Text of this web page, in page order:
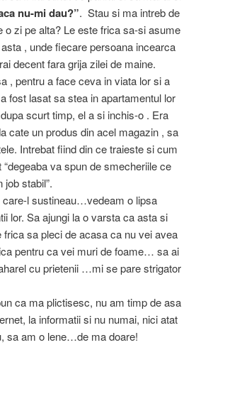
nu-mi dau?”. Stau si ma intreb de
zi pe alta? Le este frica sa-si asume
, unde fiecare persoana incearca
decent fara grija zilei de maine.
, pentru a face ceva in viata lor si a
fost lasat sa stea in apartamentul lor
scurt timp, el a si inchis-o . Era
cate un produs din acel magazin , sa
Intrebat fiind din ce traieste si cum
va spun de smecheriile ce
stabil”.
care-l sustineau…vedeam o lipsa
lor. Sa ajungi la o varsta ca asta si
sa pleci de acasa ca nu vei avea
pentru ca vei muri de foame… sa ai
cu prietenii …mi se pare strigator
ca ma plictisesc, nu am timp de asa
la informatii si nu numai, nici atat
sa am o lene…de ma doare!